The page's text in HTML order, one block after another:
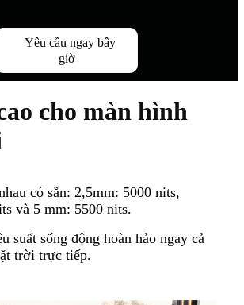
Yêu cầu ngay bây
giờ
cho màn hình
có sẵn: 2,5mm: 5000 nits,
và 5 mm: 5500 nits.
suất sống động hoàn hảo ngay cả
trời trực tiếp.